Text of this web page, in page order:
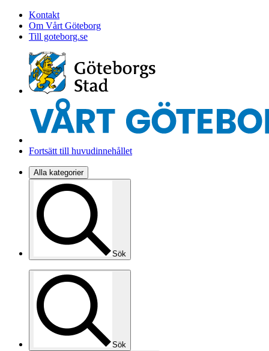
Kontakt
Om Vårt Göteborg
Till goteborg.se
Fortsätt till huvudinnehållet
Alla kategorier
Sök
Sök